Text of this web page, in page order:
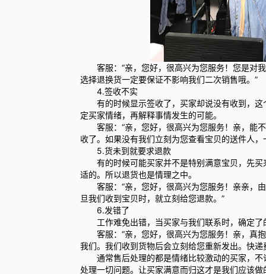
客服：“亲，您好，很高兴为您服务！您是对我
选择退换货一定要保证不影响我们二次销售哦。”
4.签收不实
有的时候显示签收了，买家却说没有收到，这
定买家情绪，再解释事情发生的可能。
客服：“亲，您好，很高兴为您服务！亲，能不
收了。如果没有我们立刻为您查看宝贝的送件人
5.货未到就要求退款
有的时候可能买家并不是特别满意宝贝，先买
适的。所以退货也是情理之中。
客服：“亲，您好，很高兴为您服务！亲亲，由
旦我们收到宝贝时，就立刻给您退款。”
6.发错了
工作难免出错，当买家与我们联系时，确定了
客服：“亲，您好，很高兴为您服务！亲，真抱
我们。我们收到货物后会立刻给您重新发出。快
通常售后处理的都是情绪比较激动的买家，不
处理一切问题。让买家满意而归这才是我们应该做